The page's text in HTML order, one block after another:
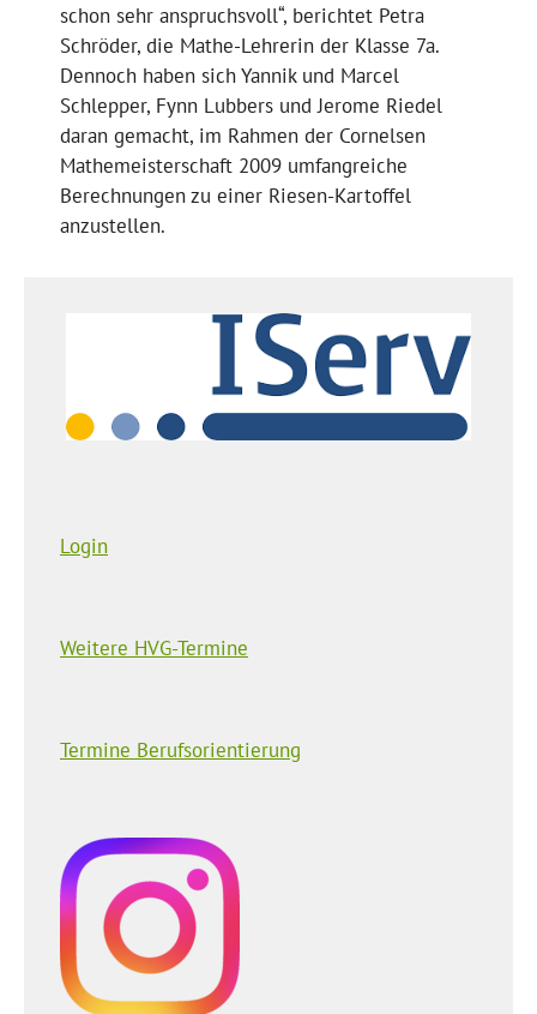
schon sehr anspruchsvoll“, berichtet Petra
Schröder, die Mathe-Lehrerin der Klasse 7a.
Dennoch haben sich Yannik und Marcel
Schlepper, Fynn Lubbers und Jerome Riedel
daran gemacht, im Rahmen der Cornelsen
Mathemeisterschaft 2009 umfangreiche
Berechnungen zu einer Riesen-Kartoffel
anzustellen.
Login
Weitere HVG-Termine
Termine Berufsorientierung